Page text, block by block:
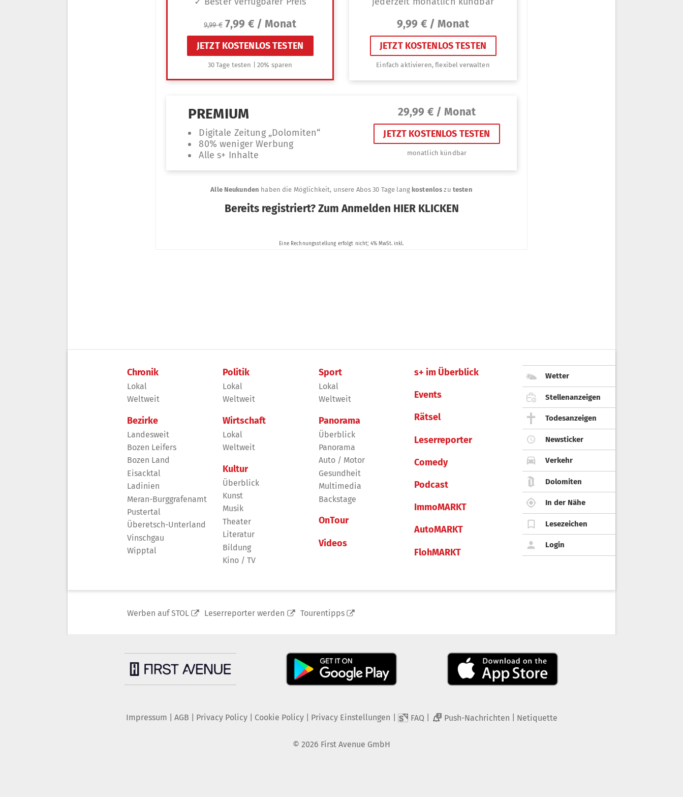
Chronik
Lokal
Weltweit
Bezirke
Landesweit
Bozen Leifers
Bozen Land
Eisacktal
Ladinien
Meran-Burggrafenamt
Pustertal
Überetsch-Unterland
Vinschgau
Wipptal
Politik
Lokal
Weltweit
Wirtschaft
Lokal
Weltweit
Kultur
Überblick
Kunst
Musik
Theater
Literatur
Bildung
Kino / TV
Sport
Lokal
Weltweit
Panorama
Überblick
Panorama
Auto / Motor
Gesundheit
Multimedia
Backstage
OnTour
Videos
s+ im Überblick
Events
Rätsel
Leserreporter
Comedy
Podcast
ImmoMARKT
AutoMARKT
FlohMARKT
Wetter
Stellenanzeigen
Todesanzeigen
Newsticker
Verkehr
Dolomiten
In der Nähe
Lesezeichen
Login
Werben auf STOL Leserreporter werden Tourentipps
Impressum AGB Privacy Policy| Cookie Policy| Privacy Einstellungen FAQ 2 Push-Nachrichten Netiquette
© 2026 First Avenue GmbH